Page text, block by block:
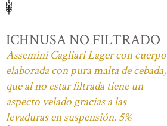
ICHNUSA NO FILTRADO
Assemini Cagliari Lager con cuerpo
elaborada con pura malta de cebada,
que al no estar filtrada tiene un
aspecto velado gracias a las
levaduras en suspensión. 5%